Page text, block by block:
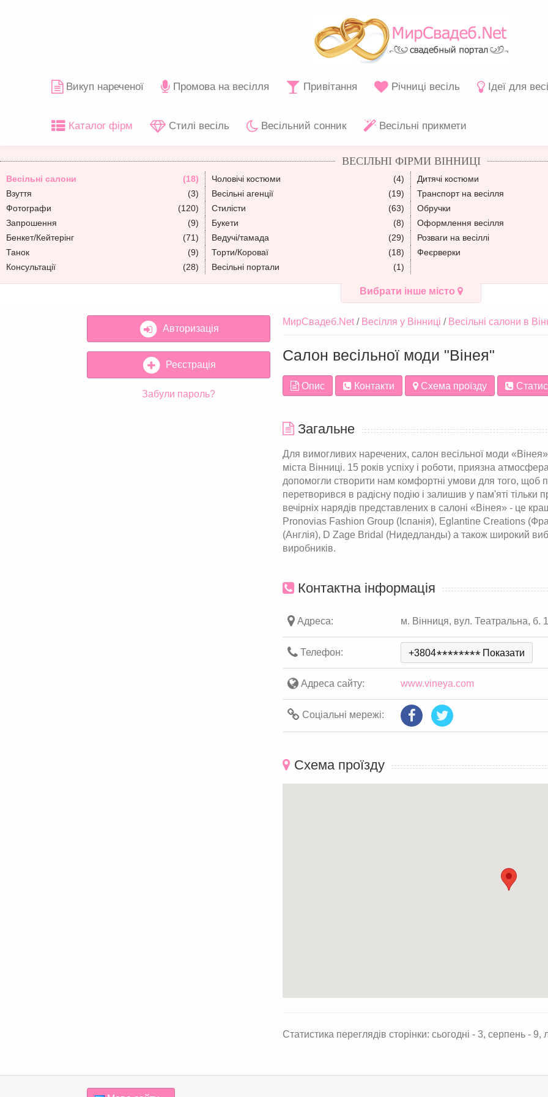
Викуп нареченої Промова на весілля Привітання Річниці весіль Ідеї для
Каталог фірм Стилі весіль Весільний сонник Весільні прикмети
ВЕСІЛЬНІ ФІРМИ ВІННИЦІ
Весільні салони (18) Чоловічі костюми (4)
Дитячі костюми
Взуття
(3) Весільні агенції (19)
Транспорт на весілля
Фотографи
(120) Стилісти (63)
Обручки
Запрошення
(9) Букети (8)
Оформлення весілля
Бенкет/Кейтерінг
(71) Ведучі/тамада (29)
Розваги на весіллі
Танок
(9) Торти/Короваї (18)
Феєрверки
Консультації
(28) Весільні портали (1)
Вибрати інше місто
МирСвадеб.Net Весілля у Вінниці Весільні салони в
Салон весільної моди "Вінея"
Опис Контакти Схема проїзду
Загальне
Для вимогливих наречених, салон весільної моди
міста Вінниці. 15 років успіху і роботи, приязна
допомогли створити нам комфортні умови для того, щоб
перетворився в радісну подію і залишив у пам'яті тільки
вечірніх нарядів представлених в салоні «Вінея» - це
Pronovias Fashion Group (Іспанія), Eglantine Creations
(Англія), D Zage Bridal (Нидедланды) а також широкий
виробників.
Контактна інформація
Адреса: м. Вінниця, вул. Театральна, б.
Телефон: +3804******** Показати
Адреса сайту: www.vineya.com
Соціальні мережі:
Схема проїзду
Статистика переглядів сторінки: сьогодні - 3, серпень -
Авторизація
Реєстрація
Забули пароль?